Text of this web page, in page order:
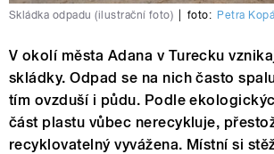
Skládka odpadu (ilustrační foto) foto: Petra
V okolí města Adana v Turecku
skládky. Odpad se na nich často
tím ovzduší i půdu. Podle
část plastu vůbec nerecykluje,
recyklovatelný vyvážena. Místní si